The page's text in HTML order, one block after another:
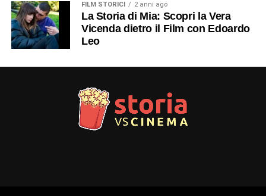
FILM STORICI 2 anni ago
La Storia di Mia: Scopri la Vera
Vicenda dietro il Film con Edoardo
Leo